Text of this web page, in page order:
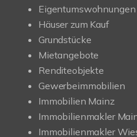
Eigentumswohnungen
Häuser zum Kauf
Grundstücke
Mietangebote
Renditeobjekte
Gewerbeimmobilien
Immobilien Mainz
Immobilienmakler
Immobilienmakler